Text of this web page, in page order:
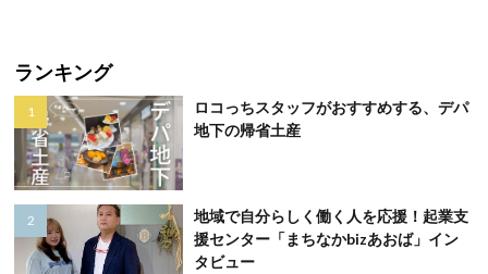
ランキング
ロコっちスタッフがおすすめする、デパ
地下の帰省土産
地域で自分らしく働く人を応援！起業支
援センター「まちなかbizあおば」イン
タビュー